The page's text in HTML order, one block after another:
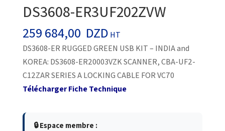
DS3608-ER3UF202ZVW
259 684,00 DZD HT
DS3608-ER RUGGED GREEN USB KIT – INDIA and
KOREA: DS3608-ER20003VZK SCANNER, CBA-UF2-
C12ZAR SERIES A LOCKING CABLE FOR VC70
Télécharger Fiche Technique
🔒 Espace membre :